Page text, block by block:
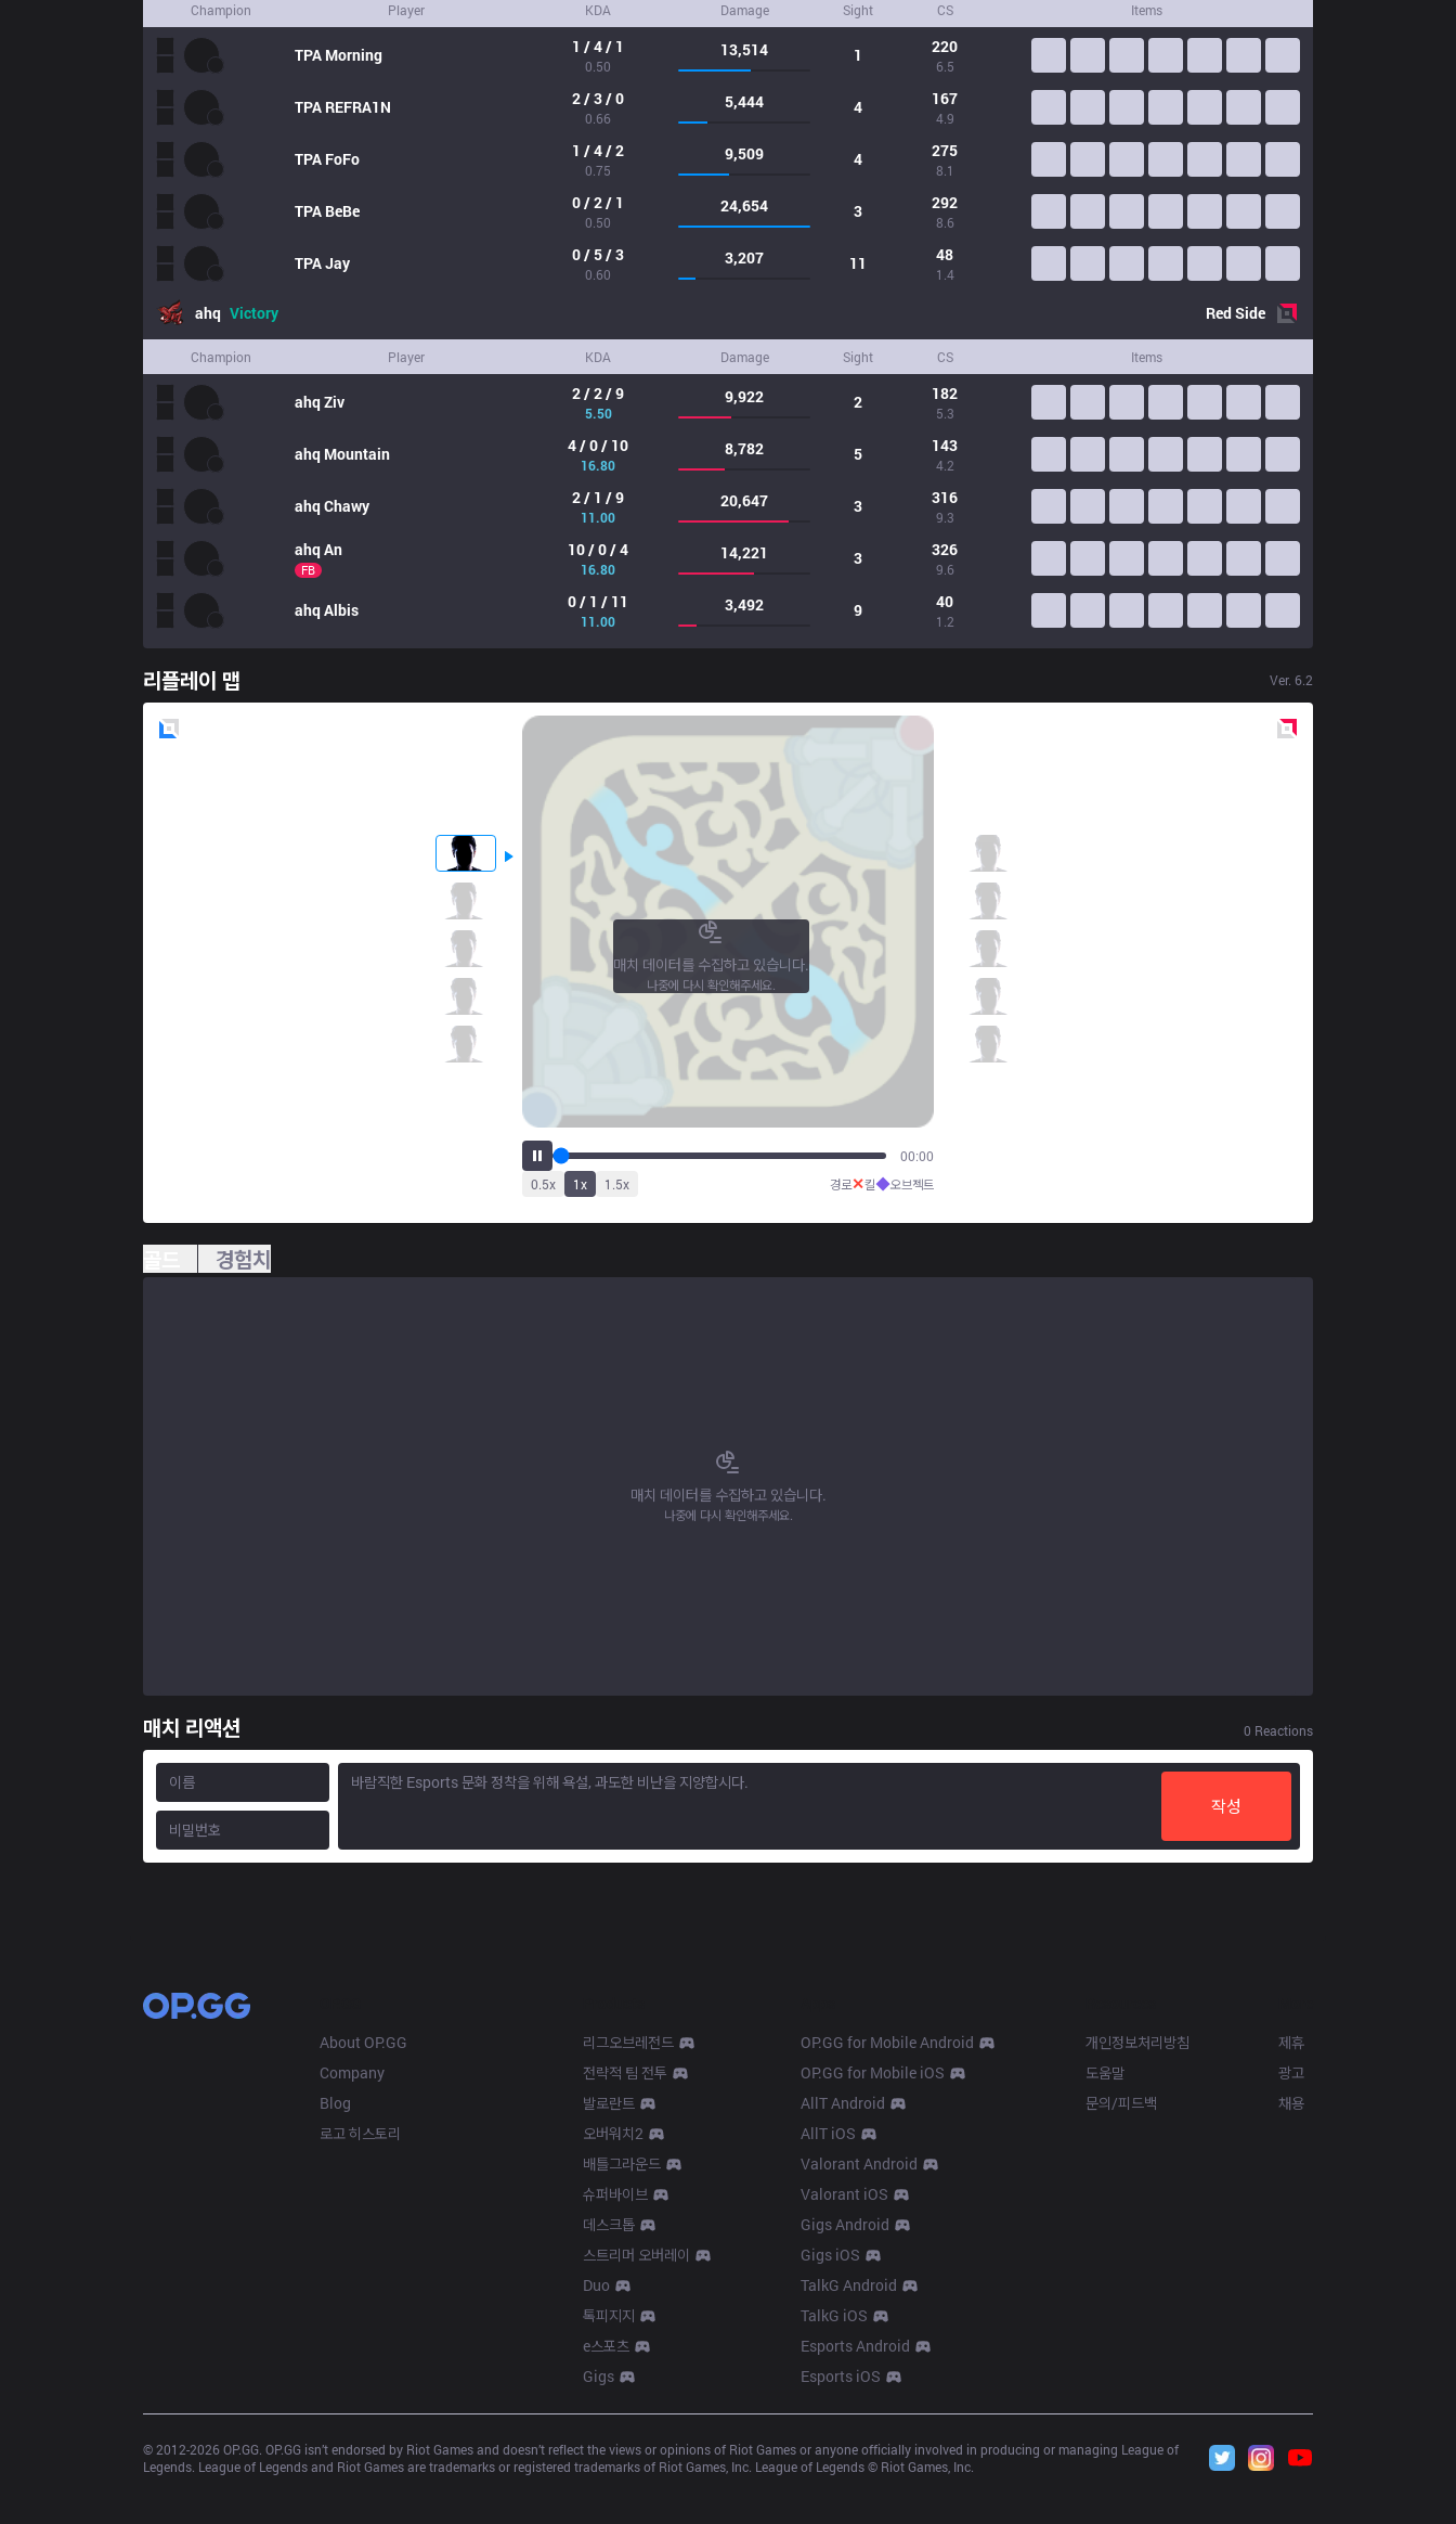
Champion Player KDA Damage Sight CS Items
TPA Morning 1 / 4 / 1
0.50
13,514 1 220
6.5
TPA REFRA1N 2 / 3 / 0
0.66
5,444 4 167
4.9
TPA FoFo 1 / 4 / 2
0.75
9,509 4 275
8.1
TPA BeBe 0 / 2 / 1
0.50
24,654 3 292
8.6
TPAJay 0 / 5 / 3
0.60
3,207 11 48
1.4
ahq Victory RedSide
Champion Player KDA Damage Sight CS Items
ahq Ziv 2 / 2 / 9
5.50
9,922 2 182
5.3
ahq Mountain 4 / 0 / 10
16.80
8,782 5 143
4.2
ahq Chawy 2 / 1 / 9
11.00
20,647 3 316
9.3
ahq An
FB
10 / 0 / 4
16.80
14,221 3 326
9.6
ahq Albis 0 / 1 / 11
11.00
3,492 9 40
1.2
리플레이 맵 Ver. 6.2
00:00
0.5x 1x 1.5x 경로✕킬◆오브젝트
매치 데이터를 수집하고 있습니다.
나중에 다시 확인해주세요.
경험치
매치 데이터를 수집하고 있습니다.
나중에 다시 확인해주세요.
매치 리액션 0 Reactions
작성
About OP.GG
Company
Blog
로고 히스토리
리그오브레전드
전략적 팀 전투
발로란트
오버워치2
배틀그라운드
슈퍼바이브
데스크톱
스트리머 오버레이
Duo
톡피지지
e스포츠
Gigs
OP.GG for Mobile Android
OP.GG for Mobile iOS
AllT Android
AllT iOS
Valorant Android
Valorant iOS
Gigs Android
Gigs iOS
TalkG Android
TalkG iOS
Esports Android
Esports iOS
개인정보처리방침
도움말
문의/피드백
제휴
광고
채용
© 2012-2026 OP.GG. OP.GG isn’t endorsed by Riot Games and doesn’t reflect the views or opinions of Riot Games or anyone officially involved in producing or managing League of
Legends. League of Legends and Riot Games are trademarks or registered trademarks of Riot Games, Inc. League of Legends © Riot Games, Inc.